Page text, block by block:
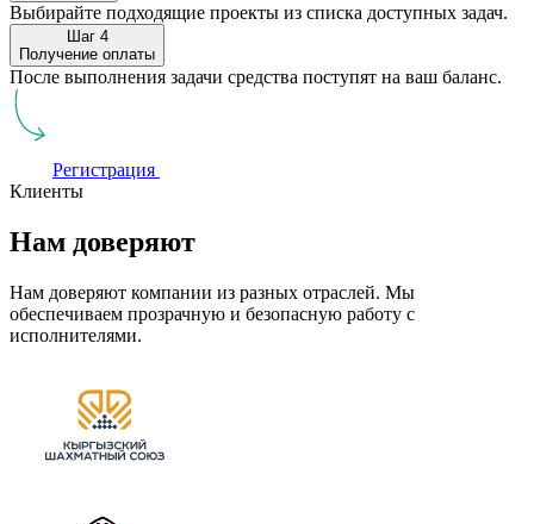
Выбирайте подходящие проекты из списка доступных задач.
Шаг 4
Получение оплаты
После выполнения задачи средства поступят на ваш баланс.
Регистрация
Клиенты
Нам доверяют
Нам доверяют компании из разных отраслей. Мы
обеспечиваем прозрачную и безопасную работу с
исполнителями.